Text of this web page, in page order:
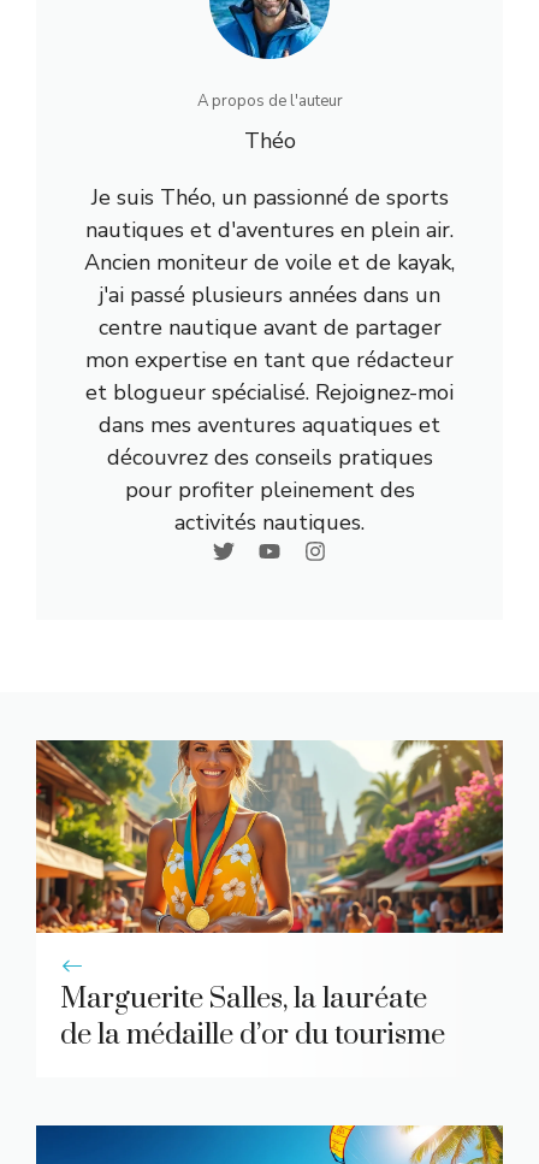
A propos de l'auteur
Théo
Je suis Théo, un passionné de sports
nautiques et d'aventures en plein air.
Ancien moniteur de voile et de kayak,
j'ai passé plusieurs années dans un
centre nautique avant de partager
mon expertise en tant que rédacteur
et blogueur spécialisé. Rejoignez-moi
dans mes aventures aquatiques et
découvrez des conseils pratiques
pour profiter pleinement des
activités nautiques.
Marguerite Salles, la lauréate
de la médaille d’or du tourisme